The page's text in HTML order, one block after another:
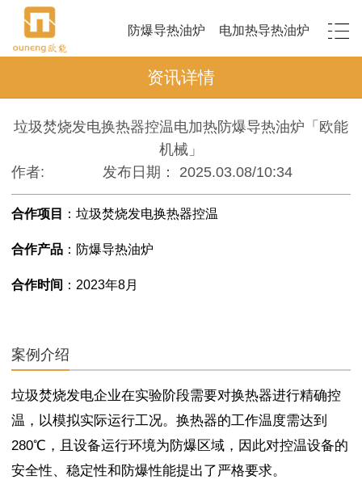
防爆导热油炉 电加热导热油炉
资讯详情
垃圾焚烧发电换热器控温电加热防爆导热油炉「欧能
机械」
作者:
发布日期： 2025.03.08/10:34
合作项目 ： 垃圾焚烧发电换热器控温
合作产品 ：防爆导热油炉
合作时间 ： 2023年8月
案例介绍
垃圾焚烧发电企业在实验阶段需要对换热器进行精确控
温，以模拟实际运行工况。换热器的工作温度需达到
280℃，且设备运行环境为防爆区域，因此对控温设备的
安全性、稳定性和防爆性能提出了严格要求。